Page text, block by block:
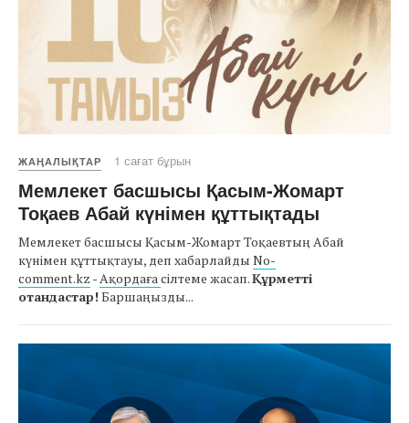
ЖАҢАЛЫҚТАР 1 сағат бұрын
Мемлекет басшысы Қасым-Жомарт
Тоқаев Абай күнімен құттықтады
Мемлекет басшысы Қасым-Жомарт Тоқаевтың Абай
күнімен құттықтауы, деп хабарлайды No-
comment.kz -Ақордағасілтеме жасап.Құрметті
отандастар!Баршаңызды...